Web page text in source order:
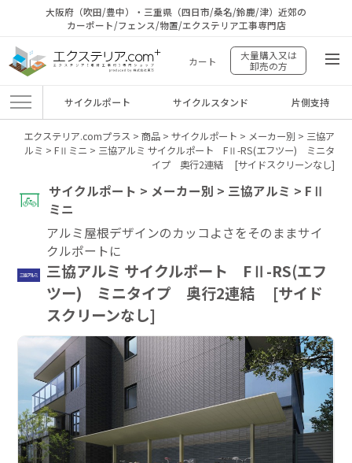
大阪府（吹田/豊中）・三重県（四日市/桑名/鈴鹿/津）近郊の
カーポート/フェンス/物置/エクステリア工事専門店
カート
大量購入又は
卸売の方
サイクルポート サイクルスタンド 片側支持
エクステリア.comプラス > 商品> サイクルポート > メーカー別 > 三協ア
ルミ > FⅡミニ > 三協アルミ サイクルポート FⅡ-RS(エフツー) ミニタ
イプ 奥行2連結 [サイドスクリーンなし]
サイクルポート > メーカー別 > 三協アルミ > FⅡ
ミニ
アルミ屋根デザインのカッコよさをそのままサイ
クルポートに
三協アルミ サイクルポート FⅡ-RS(エフ
ツー) ミニタイプ 奥行2連結 [サイド
スクリーンなし]